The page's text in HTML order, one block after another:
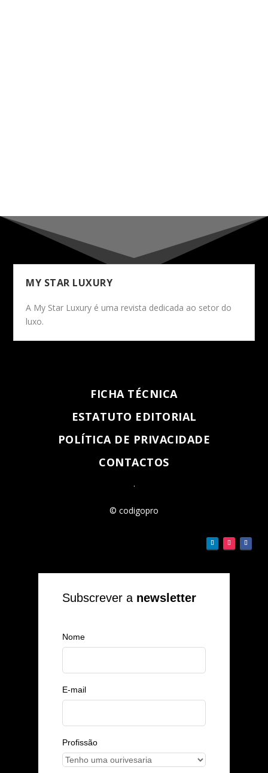
MY STAR LUXURY
A My Star Luxury é uma revista dedicada ao setor do
luxo.
FICHA TÉCNICA
ESTATUTO EDITORIAL
POLÍTICA DE PRIVACIDADE
CONTACTOS
.
© codigopro
Subscrever a newsletter
Nome
E-mail
Profissão